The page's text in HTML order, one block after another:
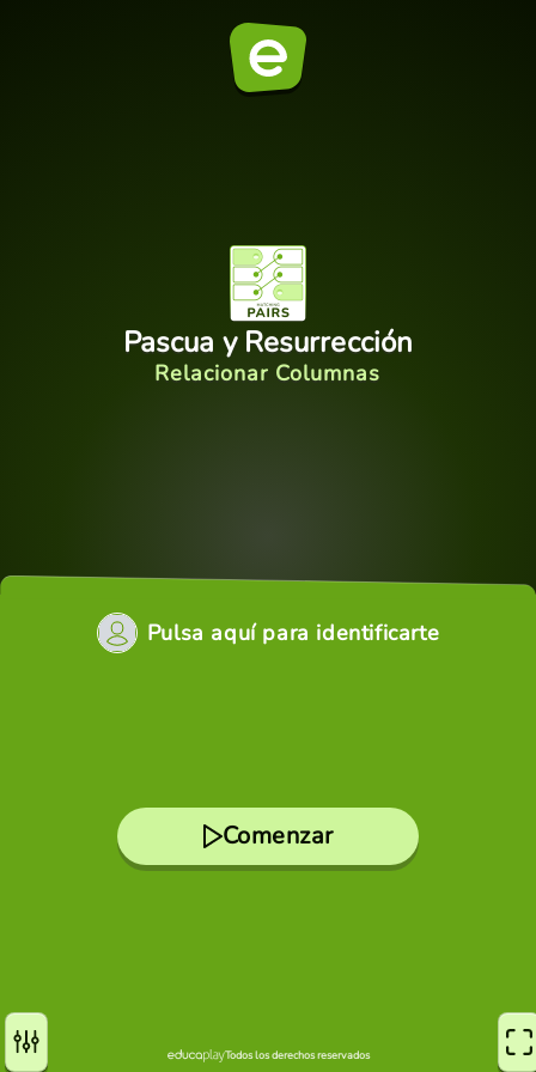
Pascua y Resurrección
Relacionar Columnas
Pulsa aquí para identificarte
Comenzar
Todos los derechos reservados